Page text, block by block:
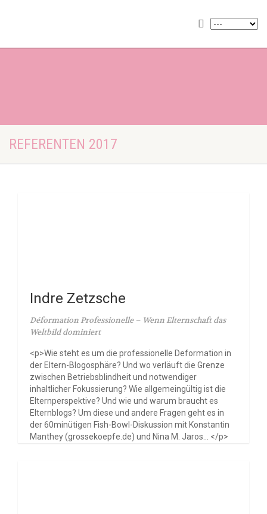
REFERENTEN 2017
Indre Zetzsche
Déformation Professionelle – Wenn Elternschaft das
Weltbild dominiert
<p>Wie steht es um die professionelle Deformation in
der Eltern-Blogosphäre? Und wo verläuft die Grenze
zwischen Betriebsblindheit und notwendiger
inhaltlicher Fokussierung? Wie allgemeingültig ist die
Elternperspektive? Und wie und warum braucht es
Elternblogs? Um diese und andere Fragen geht es in
der 60minütigen Fish-Bowl-Diskussion mit Konstantin
Manthey (grossekoepfe.de) und Nina M. Jaros... </p>